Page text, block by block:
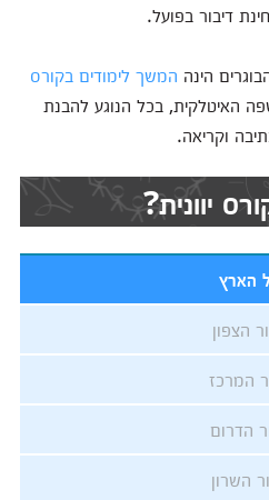
דיבור בפועל.
הינה המשך לימודים בקורס
האיטלקית, בכל הנוגע להבנת
וקריאה.
יוונית?
הארץ
הצפון
המרכז
הדרום
השרון